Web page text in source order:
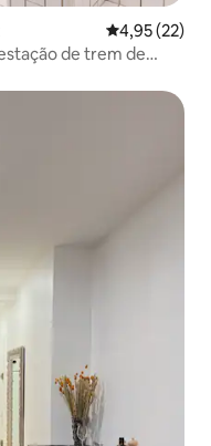
4,95 de uma
4,95 (22)
de trem de